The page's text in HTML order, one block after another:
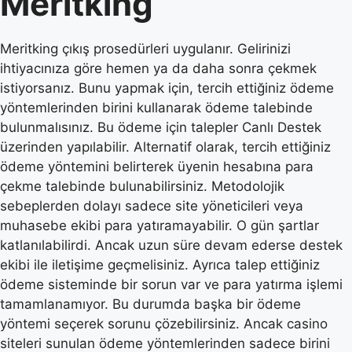
Meritking çıkış prosedürleri uygulanır. Gelirinizi
ihtiyacınıza göre hemen ya da daha sonra çekmek
istiyorsanız. Bunu yapmak için, tercih ettiğiniz ödeme
yöntemlerinden birini kullanarak ödeme talebinde
bulunmalısınız. Bu ödeme için talepler Canlı Destek
üzerinden yapılabilir. Alternatif olarak, tercih ettiğiniz
ödeme yöntemini belirterek üyenin hesabına para
çekme talebinde bulunabilirsiniz. Metodolojik
sebeplerden dolayı sadece site yöneticileri veya
muhasebe ekibi para yatıramayabilir. O gün şartlar
katlanılabilirdi. Ancak uzun süre devam ederse destek
ekibi ile iletişime geçmelisiniz. Ayrıca talep ettiğiniz
ödeme sisteminde bir sorun var ve para yatırma işlemi
tamamlanamıyor. Bu durumda başka bir ödeme
yöntemi seçerek sorunu çözebilirsiniz. Ancak casino
siteleri sunulan ödeme yöntemlerinden sadece birini